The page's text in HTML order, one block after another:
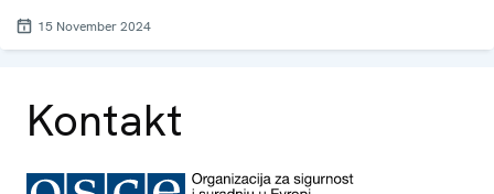
15 November 2024
Kontakt